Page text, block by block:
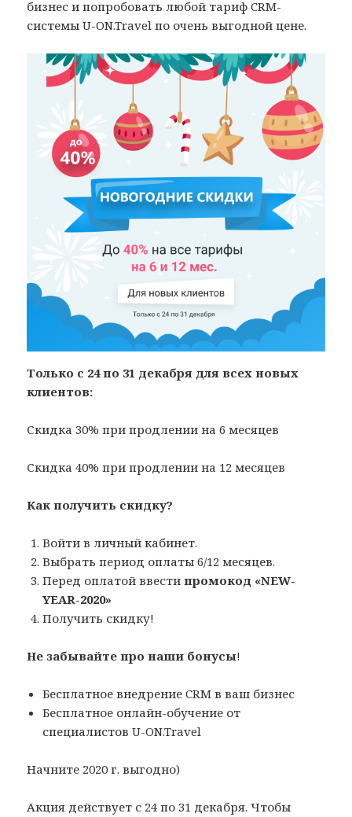
бизнес и попробовать любой тариф CRM-
системы U-ON.Travel по очень выгодной цене.
Только с 24 по 31 декабря для всех новых
клиентов:
Скидка 30% при продлении на 6 месяцев
Скидка 40% при продлении на 12 месяцев
Как получить скидку?
Войти в личный кабинет.
Выбрать период оплаты 6/12 месяцев.
Перед оплатой ввестипромокод «NEW-
YEAR-2020»
Получить скидку!
Не забывайте про наши бонусы!
Бесплатное внедрение CRM в ваш бизнес
Бесплатное онлайн-обучение от
специалистов U-ON.Travel
Начните 2020 г. выгодно)
Акция действует с 24 по 31 декабря. Чтобы